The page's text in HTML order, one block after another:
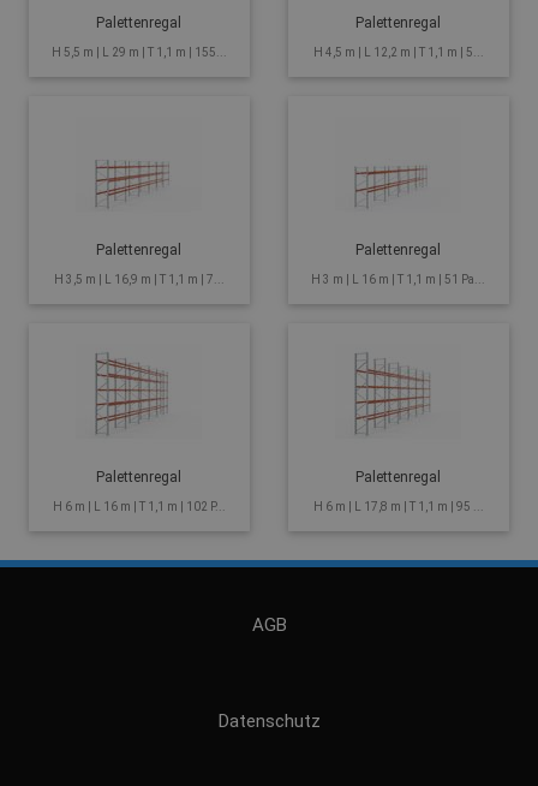
Palettenregal
H 5,5 m | L 29 m | T 1,1 m | 155...
Palettenregal
H 4,5 m | L 12,2 m | T 1,1 m | 5...
Palettenregal
H 3,5 m | L 16,9 m | T 1,1 m | 7...
Palettenregal
H 3 m | L 16 m | T 1,1 m | 51 Pa...
Palettenregal
H 6 m | L 16 m | T 1,1 m | 102 P...
Palettenregal
H 6 m | L 17,8 m | T 1,1 m | 95 ...
AGB
Datenschutz